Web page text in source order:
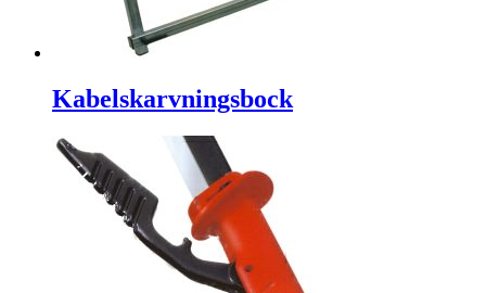
Kabelskarvningsbock